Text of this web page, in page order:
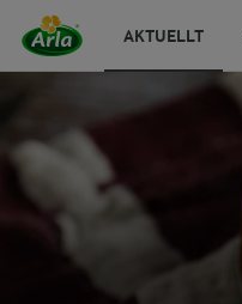
AKTUELLT